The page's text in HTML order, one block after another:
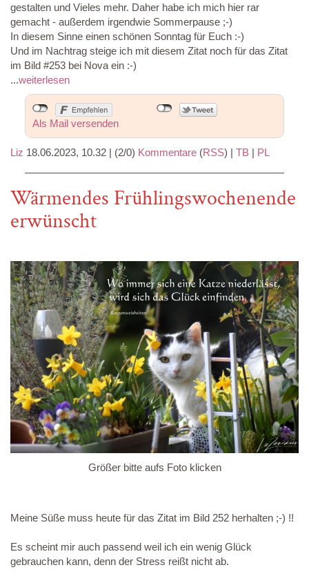
gestalten und Vieles mehr. Daher habe ich mich hier rar
gemacht - außerdem irgendwie Sommerpause ;-)
In diesem Sinne einen schönen Sonntag für Euch :-)
Und im Nachtrag steige ich mit diesem Zitat noch für das Zitat
im Bild #253 bei Nova ein :-)
...weiterlesen
Als Mail versenden
Liz 18.06.2023, 10.32 | (2/0) Kommentare (RSS) | TB | PL
Wärmendes Frühlingswochenende
erwünscht
Größer bitte aufs Foto klicken
Meine Süße muss heute für das Zitat im Bild 252 herhalten ;-) !!
Es scheint mir auch passend weil ich ein wenig Glück
gebrauchen kann, denn der Stress reißt nicht ab.